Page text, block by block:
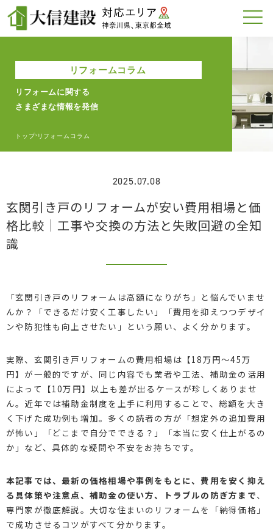
リフォームコラム
リフォームに関する
さまざまな情報を発信
トップ>リフォームコラム
2025.07.08
玄関引き戸のリフォームが安い費用相場と価
格比較｜工事や交換の方法と失敗回避の全知
識
「玄関引き戸のリフォームは高額になりがち」と悩んでいませ
んか？「できるだけ安く工事したい」「費用を抑えつつデザイ
ンや防犯性も向上させたい」という願い、よく分かります。
実際、玄関引き戸リフォームの費用相場は【18万円～45万
円】が一般的ですが、同じ内容でも業者や工法、補助金の活用
によって【10万円】以上も差が出るケースが珍しくありませ
ん。近年では補助金制度を上手に利用することで、総額を大き
く下げた成功例も増加。多くの読者の方が「想定外の追加費用
が怖い」「どこまで自分でできる？」「本当に安く仕上がるの
か」など、具体的な疑問や不安をお持ちです。
本記事では、最新の価格相場や事例をもとに、費用を安く抑え
る具体策や注意点、補助金の使い方、トラブルの防ぎ方まで、
専門家が徹底解説。大切な住まいのリフォームを「納得価格」
で成功させるコツがすべて分かります。